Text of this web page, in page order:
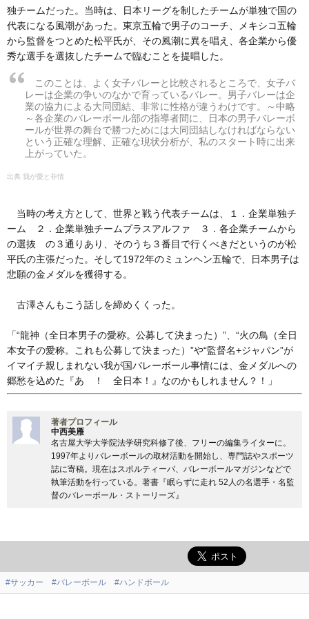
独チームだった。当時は、日本リーグを制したチームが単独で国の
代表になる風潮があった。東京五輪で男子のコーチ、メキシコ五輪
から監督をつとめた松平氏が、その風潮に異を唱え、各企業から優
秀な選手を選抜したチームで臨むことを提唱した。
このことは、よく女子バレーと比較されるところで、女子バ
レーは企業の争いのなかで育っているバレー。男子バレーは企
業の協力による大同団結、非常に性格が違うわけです。～中略
～各企業のバレーボール部の指導者間に、日本の男子バレーボ
ールが世界の舞台で勝つためには大同団結しなければならない
という正確な理解、正確な現状分析が、私のスタート時に出来
上がっていた。
我が愛と非情
当時の考え方として、世界と戦う代表チームは、１．企業単独チ
ーム ２．企業単独チームプラスアルファ ３．各企業チームから
の選抜 の３通りあり、そのうち３番目で行くべきだというのが松
平氏の主張だった。そして1972年のミュンヘン五輪で、日本男子は
悲願の金メダルを獲得する。
古澤さんもこう話しを締めくくった。
「“龍神（全日本男子の愛称。公募して決まった）”、“火の鳥（全日
本女子の愛称。これも公募して決まった）”や“監督名+ジャパン”が
イマイチ親しまれない我が国バレーボール事情には、金メダルへの
郷愁を込めた『あゝ！ 全日本！』なのかもしれません？！」
著者プロフィール
中西美雁
名古屋大学大学院法学研究科修了後、フリーの編集ライターに。
1997年よりバレーボールの取材活動を開始し、専門誌やスポーツ
誌に寄稿。現在はスポルティーバ、バレーボールマガジンなどで
執筆活動を行っている。著書『眠らずに走れ 52人の名選手・名監
督のバレーボール・ストーリーズ』
#サッカー #バレーボール #ハンドボール